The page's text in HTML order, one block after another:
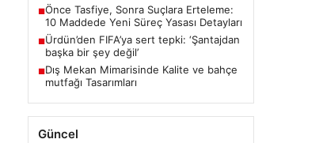
■Önce Tasfiye, Sonra Suçlara Erteleme:
10 Maddede Yeni Süreç Yasası Detayları
■Ürdün’den FIFA’ya sert tepki: ‘Şantajdan
başka bir şey değil’
■Dış Mekan Mimarisinde Kalite ve bahçe
mutfağı Tasarımları
Güncel